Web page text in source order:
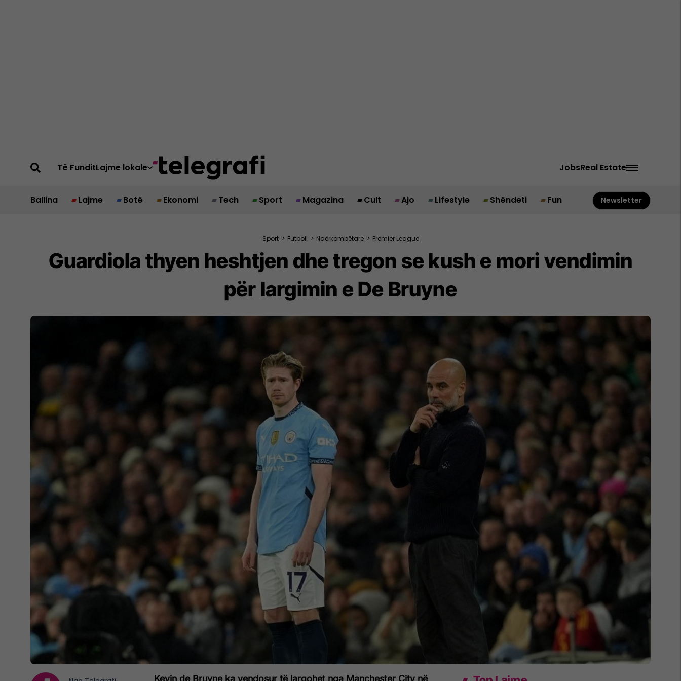
Të FunditLajme lokale JobsReal Estate
Ballina Lajme Botë Ekonomi Tech Sport Magazina Cult Ajo Lifestyle Shëndeti Fun Newsletter
Sport > Futboll > Ndërkombëtare > Premier League
Guardiola thyen heshtjen dhe tregon se kush e mori vendimin
për largimin e De Bruyne
Kevin de Bruyne ka vendosur të largohet nga Manchester City në